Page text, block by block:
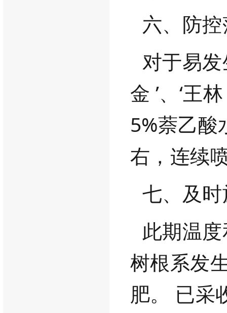
六、防
对于易
金 ’、‘王林
5%萘乙
右，连续
七、及
此期温
树根系发
肥。
已采